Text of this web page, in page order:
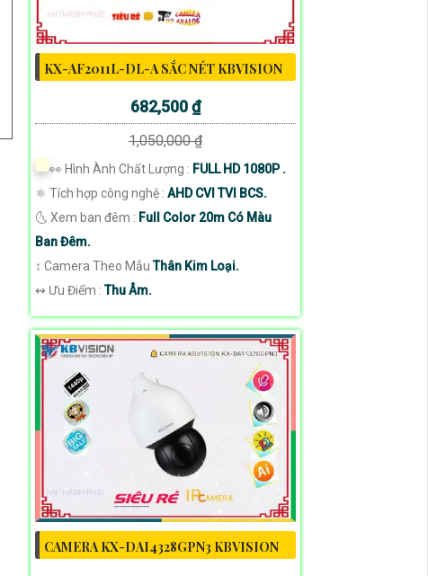
KX-AF2011L-DL-A SẮC NÉT KBVISION
682,500 ₫
1,050,000 ₫
️👀 Hình Ành Chất Lượng : FULL HD 1080P .
⚛️ Tích hợp công nghệ : AHD CVI TVI BCS.
🌜 Xem ban đêm : Full Color 20m Có Màu
Ban Đêm.
↕️ Camera Theo MẫuThân Kim Loại.
️↭ Ưu Điểm :Thu Âm.
CAMERA KX-DAI4328GPN3 KBVISION